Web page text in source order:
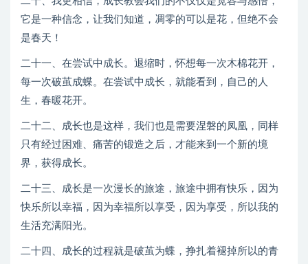
它是一种信念，让我们知道，凋零的可以是花，但绝不会
是春天！
二十一、在尝试中成长。退缩时，怀想每一次木棉花开，
每一次破茧成蝶。在尝试中成长，就能看到，自己的人
生，春暖花开。
二十二、成长也是这样，我们也是需要涅磐的凤凰，同样
只有经过困难、痛苦的锻造之后，才能来到一个新的境
界，获得成长。
二十三、成长是一次漫长的旅途，旅途中拥有快乐，因为
快乐所以幸福，因为幸福所以享受，因为享受，所以我的
生活充满阳光。
二十四、成长的过程就是破茧为蝶，挣扎着褪掉所以的青